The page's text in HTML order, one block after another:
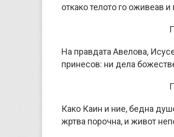
откако телото го оживеав
На правдата Авелова,
принесов: ни дела
Како Каин и ние, бедна
жртва порочна, и живот